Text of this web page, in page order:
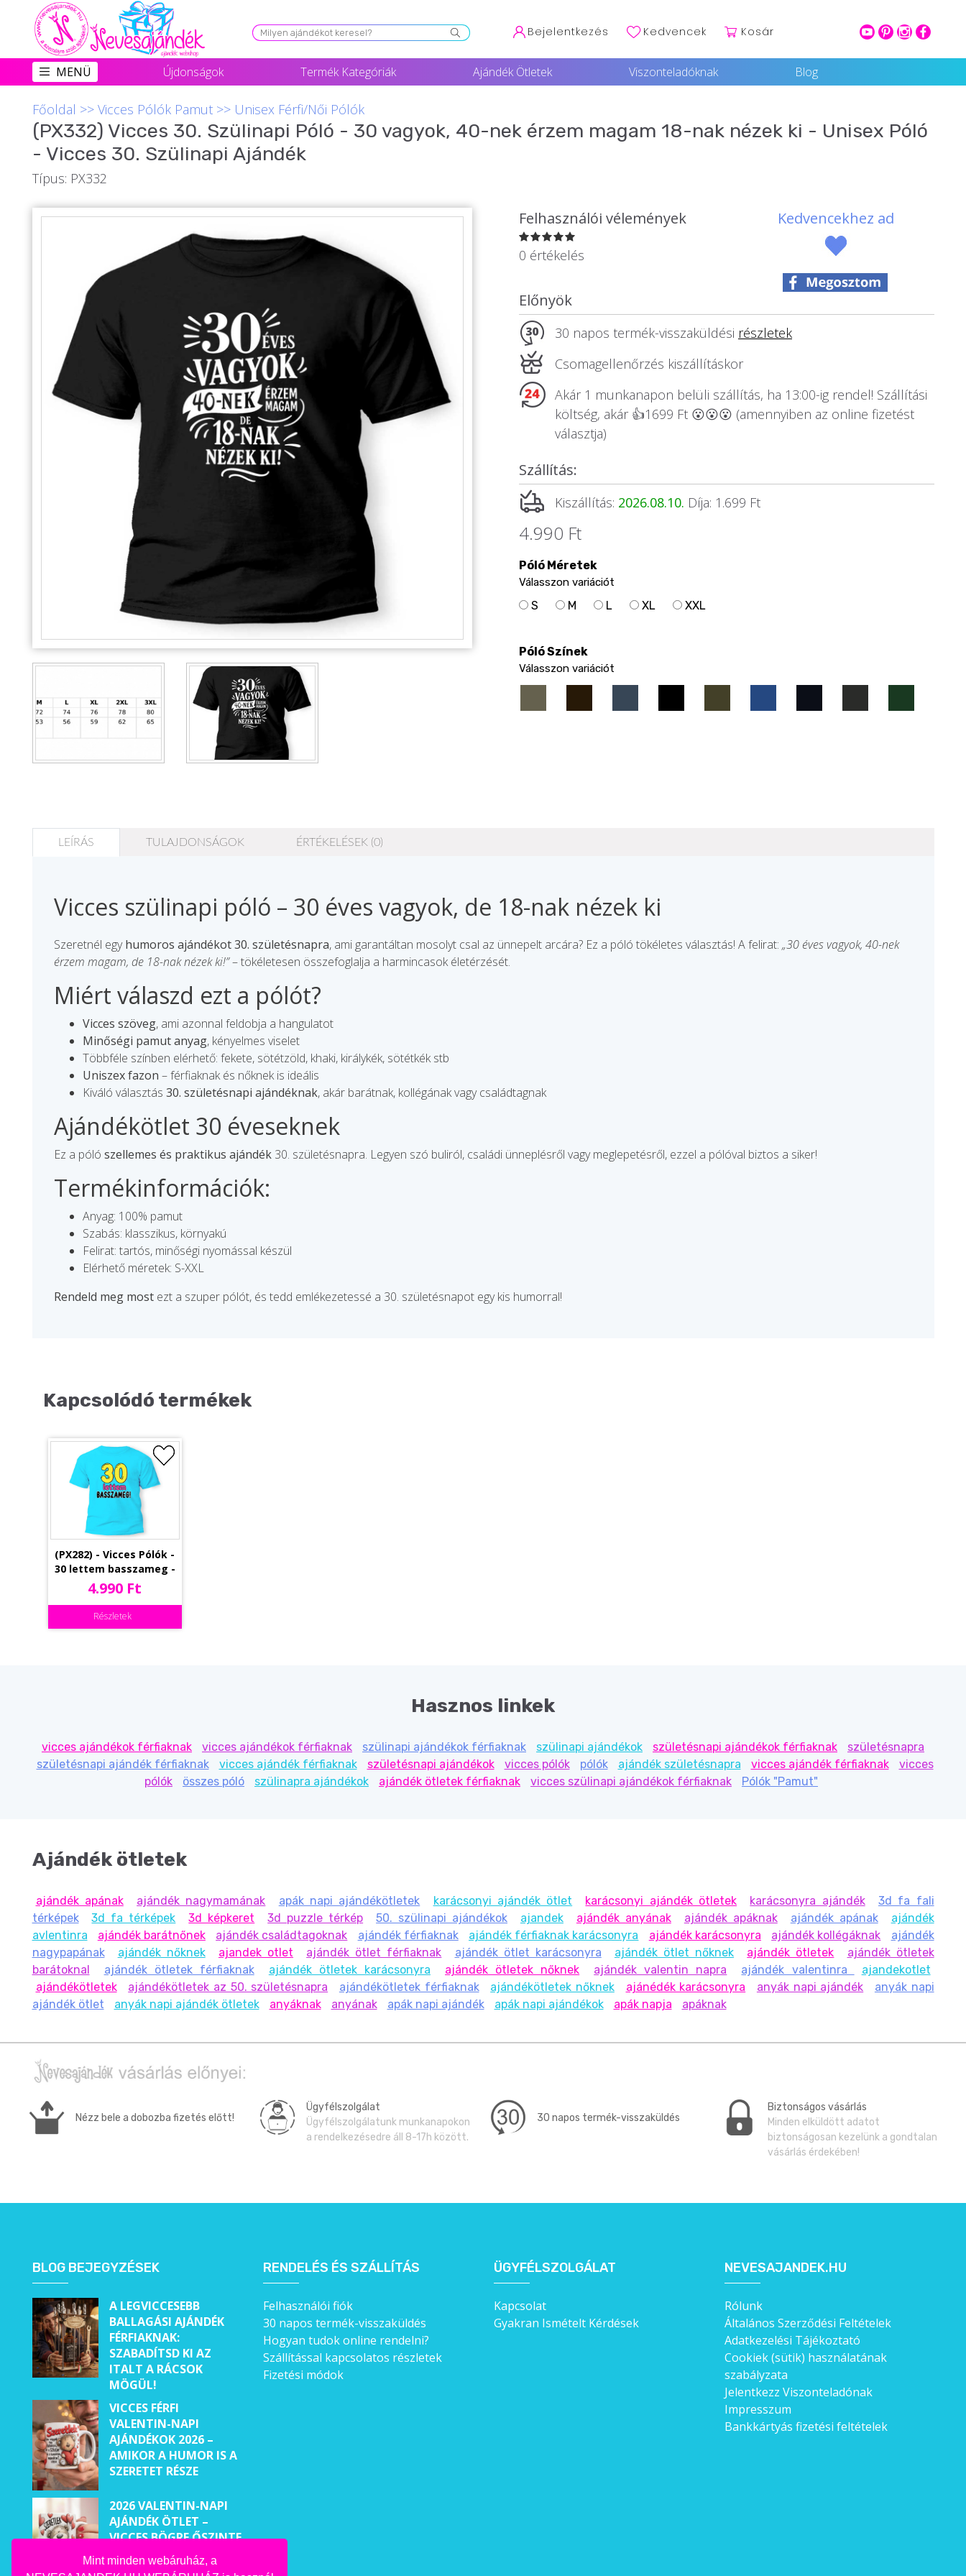
Mint minden webáruház, a
Viszonteladóknak
Újdonságok
Grill Party Kellékek ❤️
Egyedi Ajándékok Rendelés
Összes Ajándék Kategória ⭐
Budapest Ajándéktárgyak
Szülinapi ajándékok
Ajándék Ötletek Férfiaknak
Ajándék Nőknek
Ajándék Gyerekeknek
Állatos ajándéktárgyak
Bejelentkezés Kedvencek Kosárfacebook
intagram
pinterest
youtube
MENÜ Újdonságok Termék Kategóriák Ajándék Ötletek Viszonteladóknak Blog
Főoldal >> Vicces Pólók Pamut>> Unisex Férfi/Női Pólók
(PX332) Vicces 30. Szülinapi Póló - 30 vagyok, 40-nek érzem magam 18-nak nézek ki - Unisex Póló
- Vicces 30. Szülinapi Ajándék
Típus: PX332
Felhasználói vélemények
0 értékelés
Kedvencekhez ad
Előnyök
30 napos termék-visszaküldési részletek
Csomagellenőrzés kiszállításkor
Akár 1 munkanapon belüli szállítás, ha 13:00-ig rendel! Szállítási
költség, akár 👍1699 Ft 😮😮😮 (amennyiben az online fizetést
választja)
Szállítás:
Kiszállítás: 2026.08.10. Díja: 1.699 Ft
4.990 Ft
Póló Méretek
Válasszon variációt
S M L XL XXL
Póló Színek
Válasszon variációt
LEÍRÁS TULAJDONSÁGOK ÉRTÉKELÉSEK (0)
Vicces szülinapi póló – 30 éves vagyok, de 18-nak nézek ki
Szeretnél egyhumoros ajándékot 30. születésnapra, ami garantáltan mosolyt csal az ünnepelt arcára? Ez a póló tökéletes választás! A felirat: „30 éves vagyok, 40-nek
érzem magam, de 18-nak nézek ki!”– tökéletesen összefoglalja a harmincasok életérzését.
Miért válaszd ezt a pólót?
Vicces szöveg, ami azonnal feldobja a hangulatot
Minőségi pamut anyag, kényelmes viselet
Többféle színben elérhető: fekete, sötétzöld, khaki, királykék, sötétkék stb
Uniszex fazon – férfiaknak és nőknek is ideális
Kiváló választás 30. születésnapi ajándéknak, akár barátnak, kollégának vagy családtagnak
Ajándékötlet 30 éveseknek
Ez a póló szellemes és praktikus ajándék30. születésnapra. Legyen szó buliról, családi ünneplésről vagy meglepetésről, ezzel a pólóval biztos a siker!
Termékinformációk:
Anyag: 100% pamut
Szabás: klasszikus, környakú
Felirat: tartós, minőségi nyomással készül
Elérhető méretek: S-XXL
Rendeld meg mostezt a szuper pólót, és tedd emlékezetessé a 30. születésnapot egy kis humorral!
Kapcsolódó termékek
(PX282) - Vicces Pólók -
30 lettem basszameg -
Unisex Póló - Vicces
Ajándék - Ajándék 30.
Szülinapra
4.990 Ft
Részletek
Hasznos linkek
vicces ajándékok férfiaknak vicces ajándékok férfiaknak szülinapi ajándékok férfiaknak szülinapi ajándékok születésnapi ajándékok férfiaknak
születésnapra
születésnapi ajándék férfiaknak
vicces ajándék férfiaknak születésnapi ajándékok vicces pólók pólók ajándék születésnapra vicces ajándék férfiaknak
vicces
pólók
összes póló szülinapra ajándékok ajándék ötletek férfiaknak vicces szülinapi ajándékok férfiaknak Pólók "Pamut"
Ajándék ötletek
ajándék apának ajándék nagymamának apák napi ajándékötletek karácsonyi ajándék ötlet karácsonyi ajándék ötletek karácsonyra ajándék
3d fa fali
térképek
3d fa térképek 3d képkeret 3d puzzle térkép 50. szülinapi ajándékok ajandek ajándék anyának ajándék apáknak ajándék apának
ajándék
avlentinra
ajándék barátnőnek ajándék családtagoknak ajándék férfiaknak ajándék férfiaknak karácsonyra ajándék karácsonyra ajándék kollégáknak
ajándék
nagypapának
ajándék nőknek ajandek otlet ajándék ötlet férfiaknak ajándék ötlet karácsonyra ajándék ötlet nőknek ajándék ötletek
ajándék ötletek
barátoknal
ajándék ötletek férfiaknak ajándék ötletek karácsonyra ajándék ötletek nőknek ajándék valentin napra ajándék valentinra
ajandekotlet
ajándékötletek
ajándékötletek az 50. születésnapra ajándékötletek férfiaknak ajándékötletek nőknek ajánédék karácsonyra anyák napi ajándék
anyák napi
ajándék ötlet
anyák napi ajándék ötletek anyáknak anyának apák napi ajándék apák napi ajándékok apák napja apáknak
Nézz bele a dobozba fizetés előtt!
Ügyfélszolgálat
Ügyfélszolgálatunk munkanapokon
a rendelkezésedre áll 8-17h között.
30 napos termék-visszaküldés
Biztonságos vásárlás
Minden elküldött adatot
biztonságosan kezelünk a gondtalan
vásárlás érdekében!
BLOG BEJEGYZÉSEK
A LEGVICCESEBB
BALLAGÁSI AJÁNDÉK
FÉRFIAKNAK:
SZABADÍTSD KI AZ
ITALT A RÁCSOK
MÖGÜL!
VICCES FÉRFI
VALENTIN-NAPI
AJÁNDÉKOK 2026 –
AMIKOR A HUMOR IS A
SZERETET RÉSZE
2026 VALENTIN-NAPI
AJÁNDÉK ÖTLET –
VICCES BÖGRE ŐSZINTE
PÁROKNAK
RENDELÉS ÉS SZÁLLÍTÁS
Felhasználói fiók
30 napos termék-visszaküldés
Hogyan tudok online rendelni?
Szállítással kapcsolatos részletek
Fizetési módok
ÜGYFÉLSZOLGÁLAT
Kapcsolat
Gyakran Ismételt Kérdések
NEVESAJANDEK.HU
Rólunk
Általános Szerződési Feltételek
Adatkezelési Tájékoztató
Cookiek (sütik) használatának
szabályzata
Jelentkezz Viszonteladónak
Impresszum
Bankkártyás fizetési feltételek